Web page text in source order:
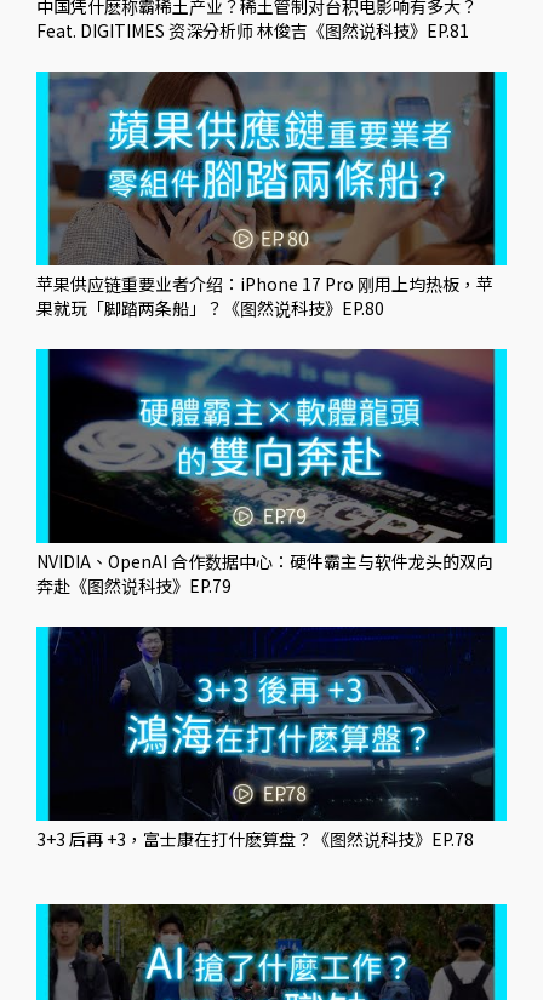
中国凭什麽称霸稀土产业？稀土管制对台积电影响有多大？
Feat. DIGITIMES 资深分析师 林俊吉《图然说科技》EP.81
苹果供应链重要业者介绍：iPhone 17 Pro 刚用上均热板，苹
果就玩「脚踏两条船」？《图然说科技》EP.80
NVIDIA、OpenAI 合作数据中心：硬件霸主与软件龙头的双向
奔赴《图然说科技》EP.79
3+3 后再 +3，富士康在打什麽算盘？《图然说科技》EP.78